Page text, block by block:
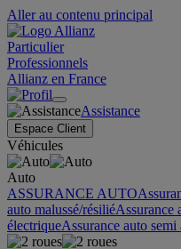
Aller au contenu principal
Particulier
Professionnels
Allianz en France
Assistance
Espace Client
Véhicules
Auto
ASSURANCE AUTO
auto malussé/résiliéAssurance
électriqueAssurance auto semi